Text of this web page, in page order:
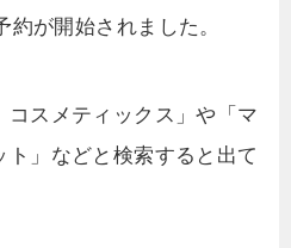
が開始されました。
スメティックス」や「マ
」などと検索すると出て